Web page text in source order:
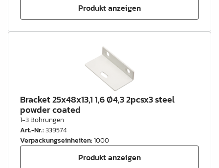
Produkt anzeigen
Bracket 25x48x13,1 1,6 Ø4,3 2pcsx3 steel
powder coated
1-3 Bohrungen
Art.-Nr.:339574
Verpackungseinheiten:1000
Produkt anzeigen